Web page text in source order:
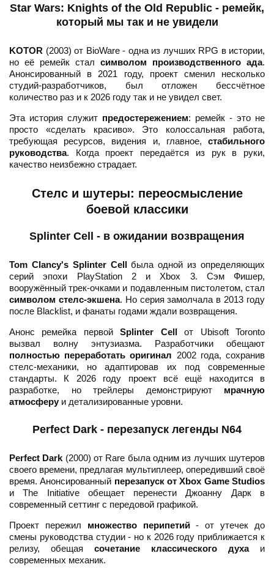
Star Wars: Knights of the Old Republic - ремейк,
который мы так и не увидели
KOTOR (2003) от BioWare - одна из лучших RPG в истории,
но её ремейк стал символом производственного ада.
Анонсированный в 2021 году, проект сменил несколько
студий-разработчиков, был отложен бессчётное
количество раз и к 2026 году так и не увидел свет.
Эта история служит предостережением: ремейк - это не
просто «сделать красиво». Это колоссальная работа,
требующая ресурсов, видения и, главное, стабильного
руководства. Когда проект передаётся из рук в руки,
качество неизбежно страдает.
Стелс и шутеры: переосмысление
боевой классики
Splinter Cell - в ожидании возвращения
Tom Clancy's Splinter Cellбыла одной из определяющих
серий эпохи PlayStation 2 и Xbox 3. Сэм Фишер,
вооружённый трек-очками и подавленным пистолетом, стал
символом стелс-экшена. Но серия замолчала в 2013 году
после Blacklist, и фанаты годами ждали возвращения.
Анонс ремейка первойSplinter Cellот Ubisoft Toronto
вызвал волну энтузиазма. Разработчики обещают
полностью переработать оригинал 2002 года, сохранив
стелс-механики, но адаптировав их под современные
стандарты. К 2026 году проект всё ещё находится в
разработке, но трейлеры демонстрируют мрачную
атмосферу и детализированные уровни.
Perfect Dark - перезапуск легенды N64
Perfect Dark (2000) от Rare была одним из лучших шутеров
своего времени, предлагая мультиплеер, опередивший своё
время. Анонсированный перезапуск от Xbox Game Studios
и The Initiative обещает перенести Джоанну Дарк в
современный сеттинг с передовой графикой.
Проект пережил множество перипетий- от утечек до
смены руководства студии - но к 2026 году приближается к
релизу, обещая сочетание классического духаи
современных механик.